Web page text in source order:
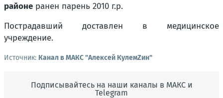
районе ранен парень 2010 г.р.
Пострадавший доставлен в медицинское
учреждение.
Источник: Канал в МАКС "Алексей КулемZин"
Подписывайтесь на наши каналы в МАКС и
Telegram